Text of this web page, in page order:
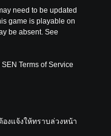
need to be updated
game is playable on
be absent. See
Terms of Service
งแจ้งให้ทราบล่วงหน้า